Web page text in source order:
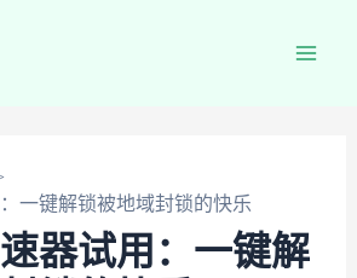
一键解锁被地域封锁的快乐
器试用：一键解